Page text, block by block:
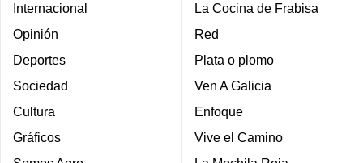
Internacional
Opinión
Deportes
Sociedad
Cultura
Gráficos
La Cocina de Frabisa
Red
Plata o plomo
Ven A Galicia
Enfoque
Vive el Camino